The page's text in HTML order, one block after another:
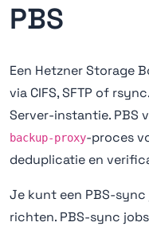
PBS
Een Hetzner Storage
via CIFS, SFTP of
Server-instantie. PBS
backup-proxy-proces
deduplicatie en
Je kunt een PBS-
richten. PBS-sync